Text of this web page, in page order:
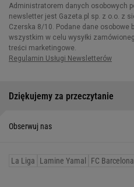
Dziękujemy za przeczytanie
Obserwuj nas
La Liga Lamine Yamal FC Barcelona